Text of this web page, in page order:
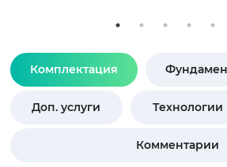
Комплектация
Доп. услуги Технологии
Комментарии